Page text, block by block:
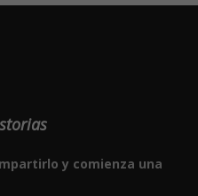
y comienza una